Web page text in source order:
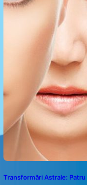
Transformări Astrale: